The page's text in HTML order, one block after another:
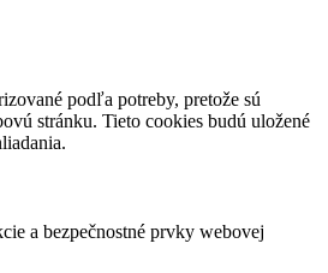
podľa potreby, pretože sú
stránku. Tieto cookies budú uložené
a bezpečnostné prvky webovej